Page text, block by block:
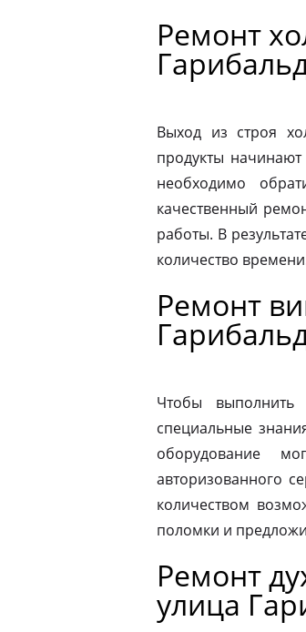
Ремонт
Выход из строя
продукты
необходимо
качественный
работы. В
количество
Ремонт
Чтобы
специальные
оборудование
авторизованного
количеством
поломки и
Ремонт
улица